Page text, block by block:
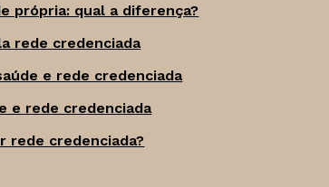
própria: qual a diferença?
rede credenciada
e rede credenciada
e rede credenciada
rede credenciada?